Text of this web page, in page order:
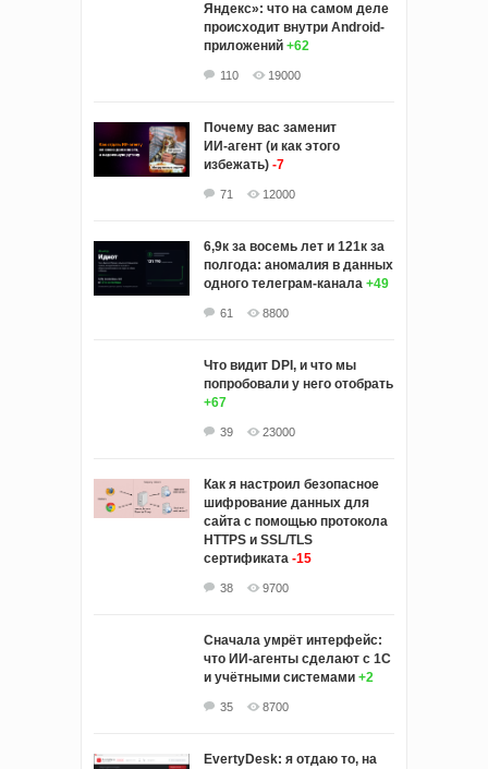
Яндекс»: что на самом деле
происходит внутри Android-
приложений +62
110 19000
Почему вас заменит
ИИ‑агент (и как этого
избежать) -7
71 12000
6,9к за восемь лет и 121к за
полгода: аномалия в данных
одного телеграм-канала +49
61 8800
Что видит DPI, и что мы
попробовали у него отобрать
+67
39 23000
Как я настроил безопасное
шифрование данных для
сайта с помощью протокола
HTTPS и SSL/TLS
сертификата -15
38 9700
Сначала умрёт интерфейс:
что ИИ-агенты сделают с 1С
и учётными системами +2
35 8700
EvertyDesk: я отдаю то, на